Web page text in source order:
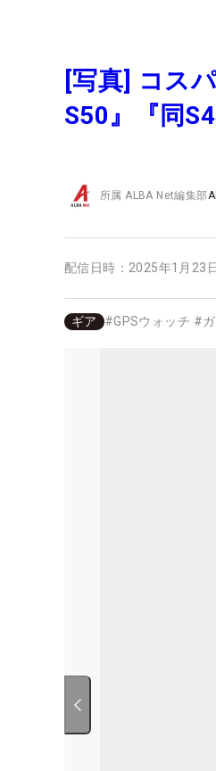
[写真] コス
S50』『同
所属ALBA Net編集部
配信日時： 2025年1月23
ギア #GPSウォッチ #